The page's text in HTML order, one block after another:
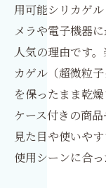
用可能シリカゲ
メラや電子機器
人気の理由です
カゲル（超微粒
を保ったまま乾
ケース付きの商
見た目や使いや
使用シーンに合